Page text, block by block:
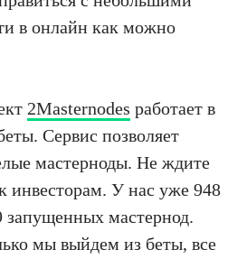
в онлайн как можно
2Masternodes работает в
Сервис позволяет
мастерноды. Не ждите
инвесторам. У нас уже 948
запущенных мастернод.
мы выйдем из беты, все